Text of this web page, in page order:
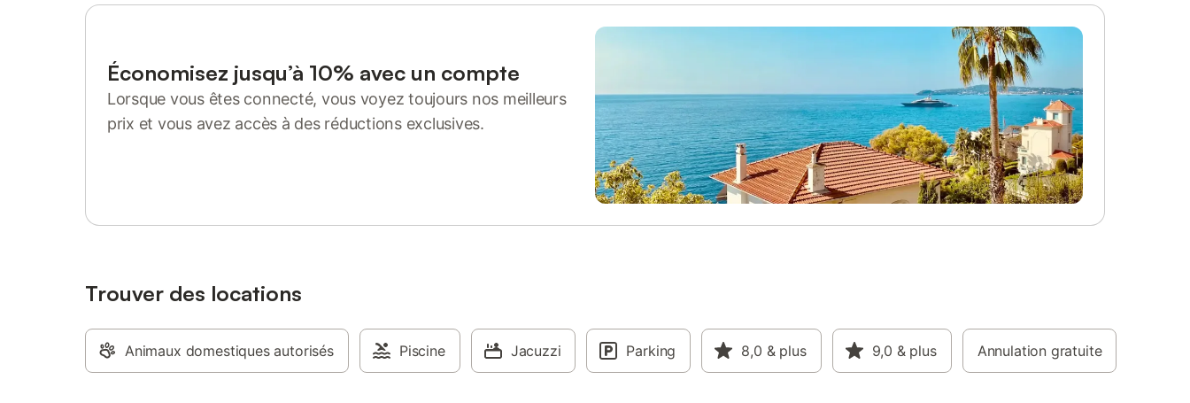
Économisez jusqu’à 10% avec un compte
Lorsque vous êtes connecté, vous voyez toujours nos meilleurs
prix et vous avez accès à des réductions exclusives.
Trouver des locations
Animaux domestiques autorisés Piscine Jacuzzi Parking 8,0 & plus 9,0 & plus Annulation gratuite